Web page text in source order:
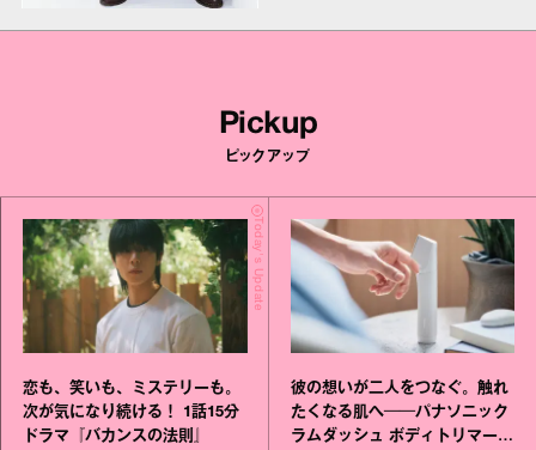
Pickup
ピックアップ
Today's Update
恋も、笑いも、ミステリーも。
次が気になり続ける！ 1話15分
ドラマ『バカンスの法則』
彼の想いが二人をつなぐ。触れ
たくなる肌へ──パナソニック
ラムダッシュ ボディトリマーが